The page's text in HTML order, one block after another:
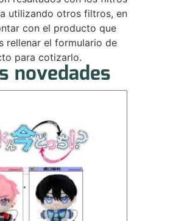
utilizando otros filtros, en
con el producto que
rellenar el formulario de
para cotizarlo.
novedades